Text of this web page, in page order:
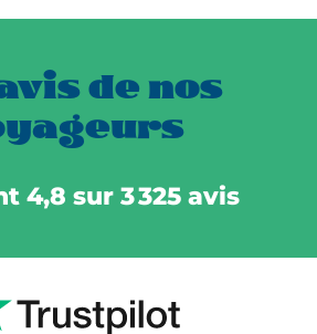
de nos
4,8 sur 3 325 avis